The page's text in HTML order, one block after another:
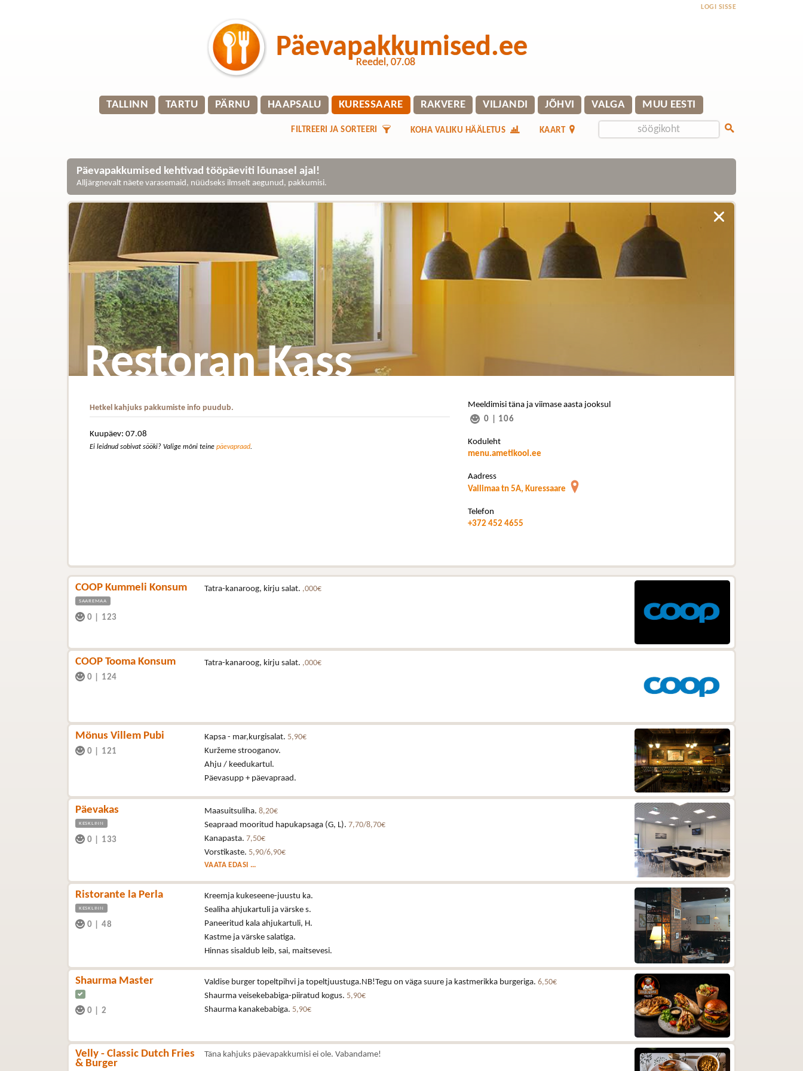
LOGI SISSE
Päevapakkumised.ee
Reedel, 07.08
TALLINN TARTU PÄRNU HAAPSALU KURESSAARE RAKVERE VILJANDI JÕHVI VALGA MUU EESTI
KAART
KOHA VALIKU HÄÄLETUS
FILTREERI JA SORTEERI
Päevapakkumised kehtivad tööpäeviti lõunasel ajal!
Alljärgnevalt näete varasemaid, nüüdseks ilmselt aegunud, pakkumisi.
Restoran Kass
Hetkel kahjuks pakkumiste info puudub.
Kuupäev: 07.08
Ei leidnud sobivat sööki? Valige mõni teine päevapraad.
Meeldimisi täna ja viimase aasta jooksul
0
106
Koduleht
menu.ametikool.ee
Aadress
Vallimaa tn 5A, Kuressaare
Telefon
+372 452 4655
COOP Kummeli Konsum
SAAREMAA
0 123
Tatra-kanaroog, kirju salat. ,000€
COOP Tooma Konsum
0 124
Tatra-kanaroog, kirju salat. ,000€
Mönus Villem Pubi
0 121
Kapsa - mar,kurgisalat. 5,90€
Kuržeme strooganov.
Ahju / keedukartul.
Päevasupp + päevapraad.
Päevakas
KESKLINN
0 133
Maasuitsuliha. 8,20€
Seapraad mooritud hapukapsaga (G, L). 7,70/8,70€
Kanapasta. 7,50€
Vorstikaste. 5,90/6,90€
VAATA EDASI ...
Ristorante la Perla
KESKLINN
0 48
Kreemja kukeseene-juustu ka.
Sealiha ahjukartuli ja värske s.
Paneeritud kala ahjukartuli, H.
Kastme ja värske salatiga.
Hinnas sisaldub leib, sai, maitsevesi.
Shaurma Master
0 2
Valdise burger topeltpihvi ja topeltjuustuga.NB!Tegu on väga suure ja kastmerikka burgeriga. 6,50€
Shaurma veisekebabiga-piiratud kogus. 5,90€
Shaurma kanakebabiga. 5,90€
Velly - Classic Dutch Fries
& Burger
Täna kahjuks päevapakkumisi ei ole. Vabandame!